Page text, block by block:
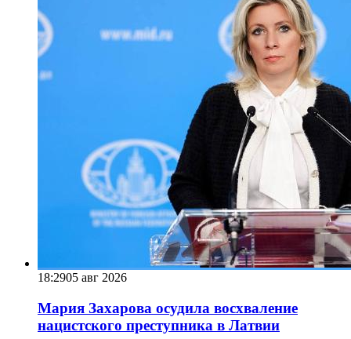
18:2905 авг 2026
Мария Захарова осудила восхваление
нацистского преступника в Латвии